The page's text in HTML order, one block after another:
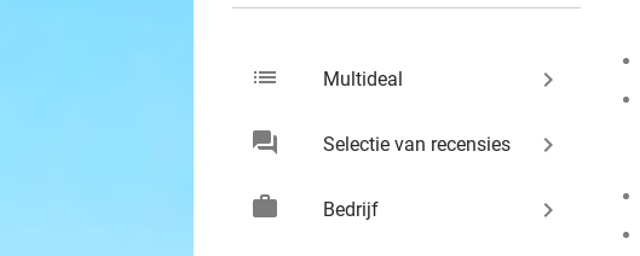
list Multideal keyboard_arrow_right
chat Selectie van recensies keyboard_arrow_right
work Bedrijf keyboard_arrow_right